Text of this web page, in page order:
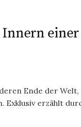
Ende der
erzählt